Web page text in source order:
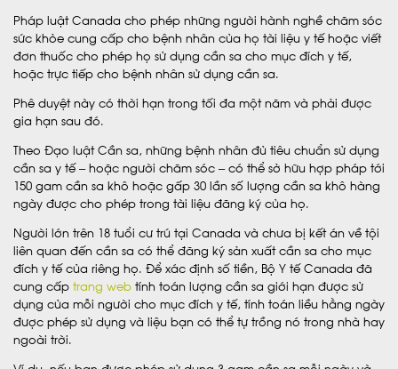
Pháp luật Canada cho phép những người hành nghề chăm sóc
sức khỏe cung cấp cho bệnh nhân của họ tài liệu y tế hoặc viết
đơn thuốc cho phép họ sử dụng cần sa cho mục đích y tế,
hoặc trực tiếp cho bệnh nhân sử dụng cần sa.
Phê duyệt này có thời hạn trong tối đa một năm và phải được
gia hạn sau đó.
Theo Đạo luật Cần sa, những bệnh nhân đủ tiêu chuẩn sử dụng
cần sa y tế – hoặc người chăm sóc – có thể sở hữu hợp pháp tới
150 gam cần sa khô hoặc gấp 30 lần số lượng cần sa khô hàng
ngày được cho phép trong tài liệu đăng ký của họ.
Người lớn trên 18 tuổi cư trú tại Canada và chưa bị kết án về tội
liên quan đến cần sa có thể đăng ký sản xuất cần sa cho mục
đích y tế của riêng họ. Để xác định số tiền, Bộ Y tế Canada đã
cung cấp trang web tính toán lượng cần sa giới hạn được sử
dụng của mỗi người cho mục đích y tế, tính toán liều hằng ngày
được phép sử dụng và liệu bạn có thể tự trồng nó trong nhà hay
ngoài trời.